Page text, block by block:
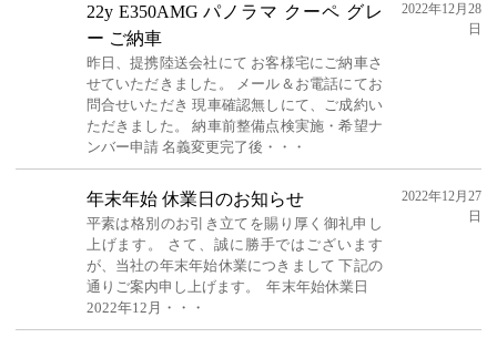
22y E350AMG パノラマ クーペ グレ
ー ご納車
昨日、提携陸送会社にて お客様宅にご納車さ
せていただきました。 メール＆お電話にてお
問合せいただき 現車確認無しにて、ご成約い
ただきました。 納車前整備点検実施・希望ナ
ンバー申請 名義変更完了後・・・
2022年12月28
日
年末年始 休業日のお知らせ
平素は格別のお引き立てを賜り厚く御礼申し
上げます。 さて、誠に勝手ではございます
が、当社の年末年始休業につきまして 下記の
通りご案内申し上げます。 年末年始休業日
2022年12月・・・
2022年12月27
日